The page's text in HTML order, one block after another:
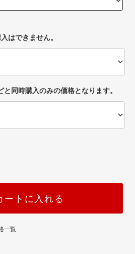
はできません。
同時購入のみの価格となります。
ートに入れる
一覧